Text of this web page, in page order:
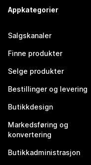
Appkategorier
Salgskanaler
Finne produkter
Selge produkter
Bestillinger og levering
Butikkdesign
Markedsføring og
konvertering
Butikkadministrasjon